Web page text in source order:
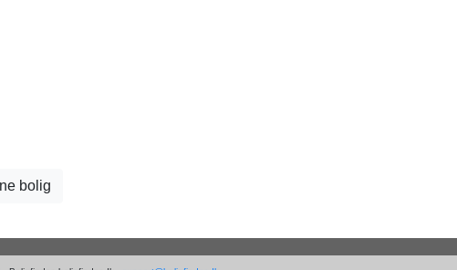
bolig